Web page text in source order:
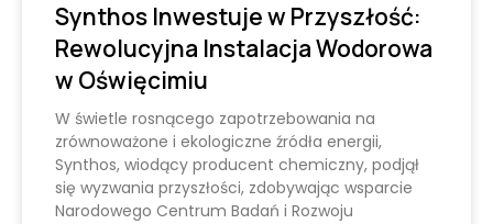
Synthos Inwestuje w Przyszłość:
Rewolucyjna Instalacja Wodorowa
w Oświęcimiu
W świetle rosnącego zapotrzebowania na
zrównoważone i ekologiczne źródła energii,
Synthos, wiodący producent chemiczny, podjął
się wyzwania przyszłości, zdobywając wsparcie
Narodowego Centrum Badań i Rozwoju